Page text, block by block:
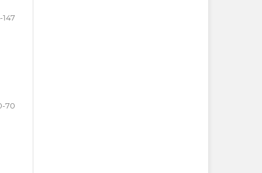
147
70